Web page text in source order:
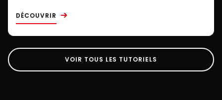
DÉCOUVRIR
VOIR TOUS LES TUTORIELS